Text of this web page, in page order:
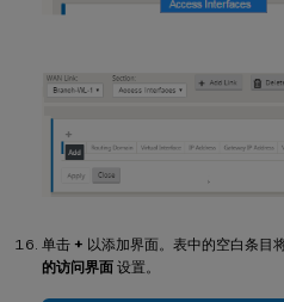
单击 + 以添加界面。表中的空白条目
的访问界面 设置。